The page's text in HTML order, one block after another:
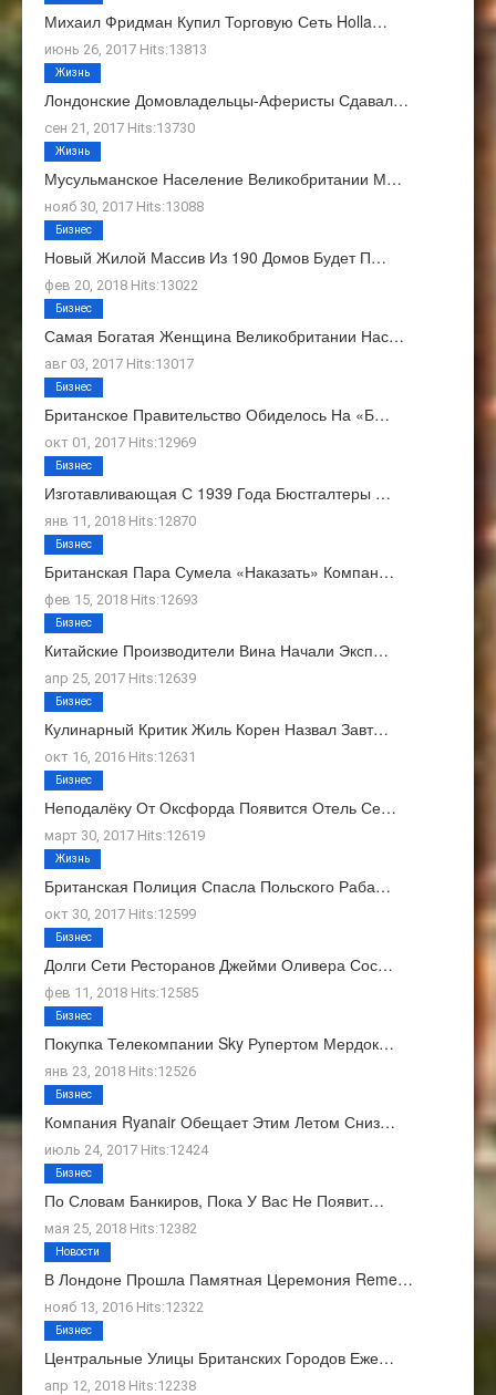
Михаил Фридман Купил Торговую Сеть Holla…
июнь 26, 2017 Hits:13813
Лондонские Домовладельцы-Аферисты Сдавал…
сен 21, 2017 Hits:13730
Жизнь
Мусульманское Население Великобритании М…
нояб 30, 2017 Hits:13088
Жизнь
Новый Жилой Массив Из 190 Домов Будет П…
фев 20, 2018 Hits:13022
Бизнес
Самая Богатая Женщина Великобритании Нас…
авг 03, 2017 Hits:13017
Бизнес
Британское Правительство Обиделось На «Б…
окт 01, 2017 Hits:12969
Бизнес
Изготавливающая С 1939 Года Бюстгалтеры …
янв 11, 2018 Hits:12870
Бизнес
Британская Пара Сумела «наказать» Компан…
фев 15, 2018 Hits:12693
Бизнес
Китайские Производители Вина Начали Эксп…
апр 25, 2017 Hits:12639
Бизнес
Кулинарный Критик Жиль Корен Назвал Завт…
окт 16, 2016 Hits:12631
Бизнес
Неподалёку От Оксфорда Появится Отель Се…
март 30, 2017 Hits:12619
Бизнес
Британская Полиция Спасла Польского Раба…
окт 30, 2017 Hits:12599
Жизнь
Долги Сети Ресторанов Джейми Оливера Сос…
фев 11, 2018 Hits:12585
Бизнес
Покупка Телекомпании Sky Рупертом Мердок…
янв 23, 2018 Hits:12526
Бизнес
Компания Ryanair Обещает Этим Летом Сниз…
июль 24, 2017 Hits:12424
Бизнес
По Словам Банкиров, Пока У Вас Не Появит…
мая 25, 2018 Hits:12382
Бизнес
В Лондоне Прошла Памятная Церемония Reme…
нояб 13, 2016 Hits:12322
Новости
Центральные Улицы Британских Городов Еже…
апр 12, 2018 Hits:12238
Бизнес